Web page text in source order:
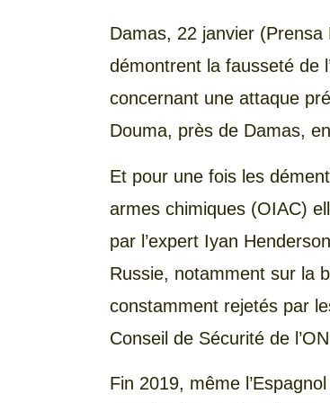
Damas, 22 janvier
démontrent la fausseté de
concernant une attaque
Douma, près de Damas,
Et pour une fois les
armes chimiques (OIAC)
par l’expert Iyan
Russie, notamment sur la
constamment rejetés par
Conseil de Sécurité de
Fin 2019, même